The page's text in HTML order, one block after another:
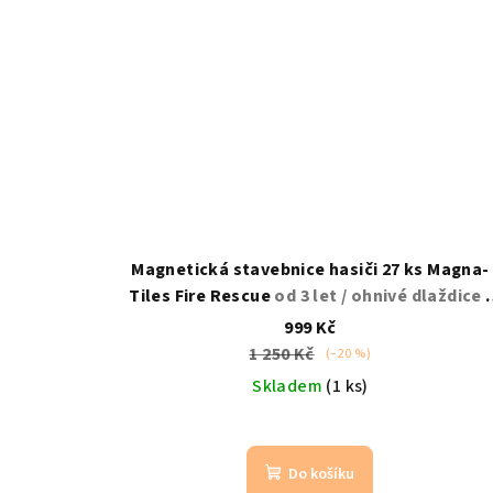
Magnetická stavebnice hasiči 27 ks Magna-
Tiles Fire Rescueod 3 let / ohnivé dlaždice /
hasiči
999 Kč
1 250 Kč
(–20 %)
Skladem (1 ks)
Do košíku